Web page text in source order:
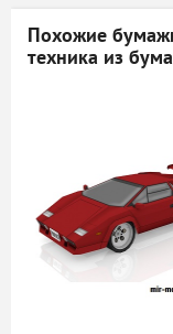
Похожие
техника из